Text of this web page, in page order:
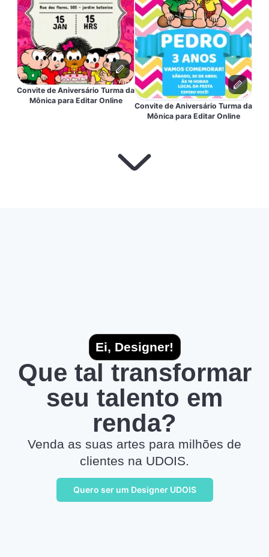
Convite de Aniversário Turma da
Mônica para Editar Online
Convite de Aniversário Turma da
Mônica para Editar Online
Ei, Designer!
Que tal transformar
seu talento em
renda?
Venda as suas artes para milhões de
clientes na UDOIS.
Quero ser um Designer UDOIS